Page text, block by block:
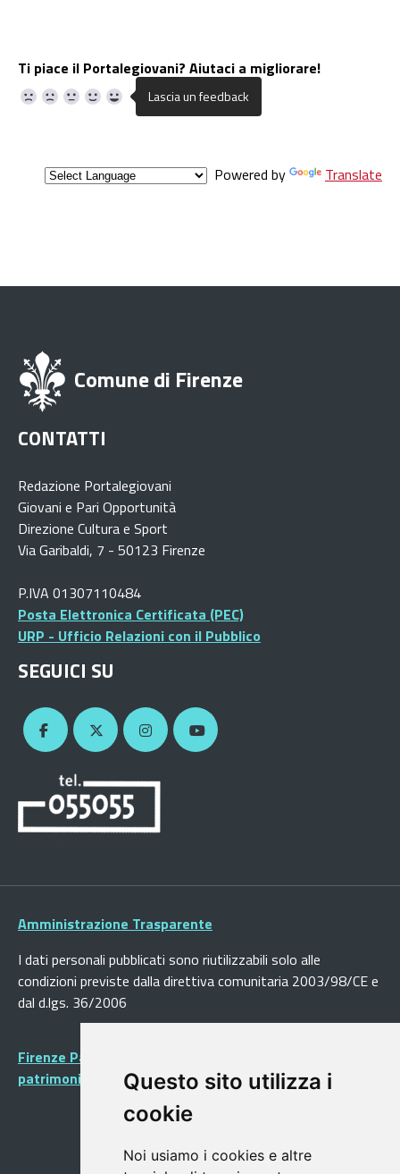
Questo sito utilizza i
cookie
Noi usiamo i cookies e altre
Ti piace il Portalegiovani? Aiutaci a migliorare!
Powered by Translate
Comune di Firenze
CONTATTI
Redazione Portalegiovani
Giovani e Pari Opportunità
Direzione Cultura e Sport
Via Garibaldi, 7 - 50123 Firenze
P.IVA 01307110484
Posta Elettronica Certificata (PEC)
URP - Ufficio Relazioni con il Pubblico
SEGUICI SU
Amministrazione Trasparente
I dati personali pubblicati sono riutilizzabili solo alle
condizioni previste dalla direttiva comunitaria 2003/98/CE e
dal d.lgs. 36/2006
Firenze Patrimonio Mondiale - Centro storico di Firenze
patrimonio dell’Umanità